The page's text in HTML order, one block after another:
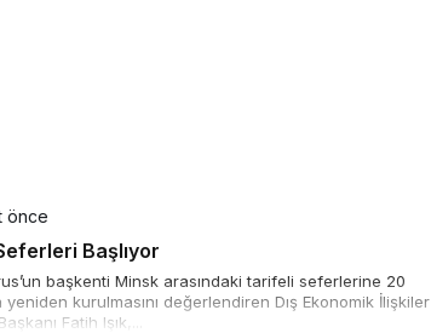
önce
Başlıyor
başkenti Minsk arasındaki tarifeli seferlerine 20
kurulmasını değerlendiren Dış Ekonomik İlişkiler
Fatih Işık,...